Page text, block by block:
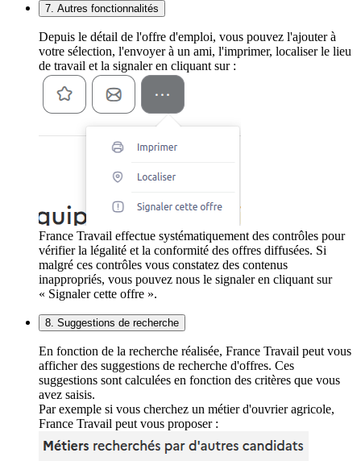
7. Autres fonctionnalités
Depuis le détail de l'offre d'emploi, vous pouvez l'ajouter à
votre sélection, l'envoyer à un ami, l'imprimer, localiser le lieu
de travail et la signaler en cliquant sur :
France Travail effectue systématiquement des contrôles pour
vérifier la légalité et la conformité des offres diffusées. Si
malgré ces contrôles vous constatez des contenus
inappropriés, vous pouvez nous le signaler en cliquant sur
« Signaler cette offre ».
8. Suggestions de recherche
En fonction de la recherche réalisée, France Travail peut vous
afficher des suggestions de recherche d'offres. Ces
suggestions sont calculées en fonction des critères que vous
avez saisis.
Par exemple si vous cherchez un métier d'ouvrier agricole,
France Travail peut vous proposer :